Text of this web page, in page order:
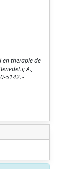
en therapie de
A.,
5142. -